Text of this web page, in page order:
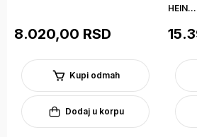
8.020,00 RSD
Kupi odmah
Dodaj u korpu
HEIN...